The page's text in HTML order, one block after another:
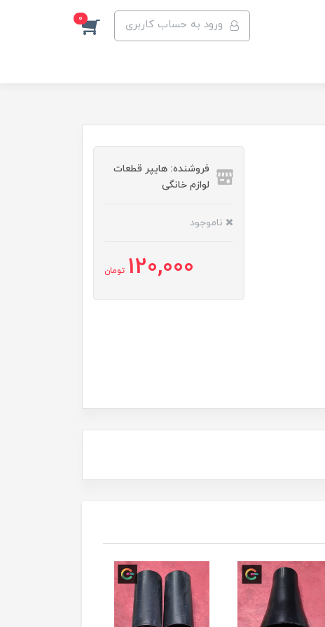
ورود به حساب کاربری 0
فروشنده: هایپر قطعات
لوازم خانگی
ناموجود
120,000 تومان